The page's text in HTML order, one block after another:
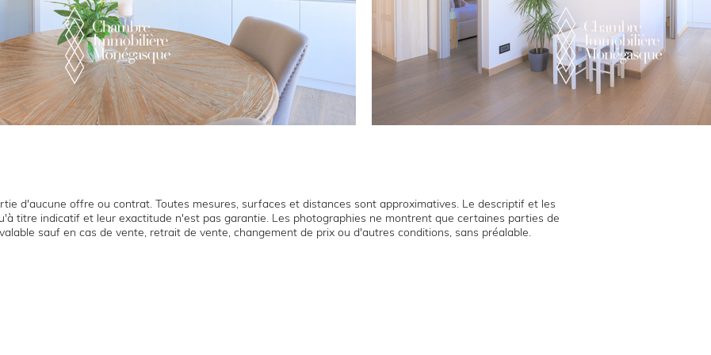
d'aucune offre ou contrat. Toutes mesures, surfaces et distances sont approximatives. Le descriptif et les
titre indicatif et leur exactitude n'est pas garantie. Les photographies ne montrent que certaines parties de
sauf en cas de vente, retrait de vente, changement de prix ou d'autres conditions, sans préalable.